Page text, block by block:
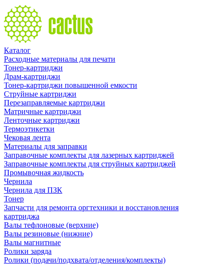
Каталог
Расходные материалы для печати
Тонер-картриджи
Драм-картриджи
Тонер-картриджи повышенной емкости
Струйные картриджи
Перезаправляемые картриджи
Матричные картриджи
Ленточные картриджи
Термоэтикетки
Чековая лента
Материалы для заправки
Заправочные комплекты для лазерных картриджей
Заправочные комплекты для струйных картриджей
Промывочная жидкость
Чернила
Чернила для ПЗК
Тонер
Запчасти для ремонта оргтехники и восстановления
картриджа
Валы тефлоновые (верхние)
Валы резиновые (нижние)
Валы магнитные
Ролики заряда
Ролики (подачи/подхвата/отделения/комплекты)